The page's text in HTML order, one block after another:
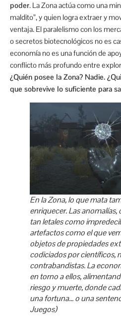
poder. La Zona actúa como una
maldito”, y quien logra extraer y
ventaja. El paralelismo con los
o secretos biotecnológicos no es
economía no es una función de
conflicto más profundo entre
¿Quién posee la Zona? Nadie.
que sobrevive lo suficiente para
En la Zona, lo que mata
enriquecer. Las anomalías,
tan letales como
artefactos como el que
objetos de propiedades
codiciados por científicos,
contrabandistas. La
en torno a ellos,
riesgo y muerte, donde
una fortuna… o una
Juegos)